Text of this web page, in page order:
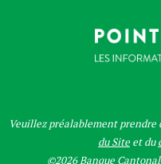
Veuillez préalablement prendre
du Site et du
©2026 Banque